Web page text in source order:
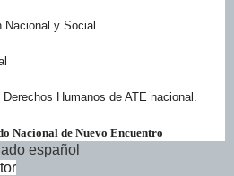
Nacional y Social
Derechos Humanos de ATE nacional.
Nacional de Nuevo Encuentro
español